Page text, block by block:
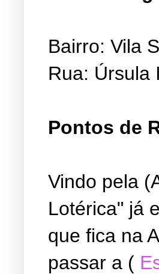
Bairro: Vila
Rua: Úrsula
Pontos de
Vindo pela
Lotérica" já
que fica na
passar a (